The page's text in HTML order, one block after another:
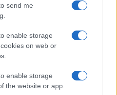
send me
enable storage
on web or
enable storage
the website or app.
15